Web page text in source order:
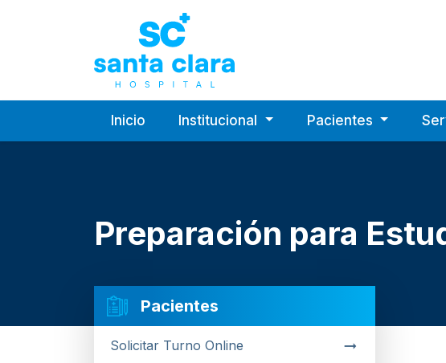
Hospital Privado
Inicio Institucional Pacientes
Preparación para
Pacientes
Solicitar Turno Online